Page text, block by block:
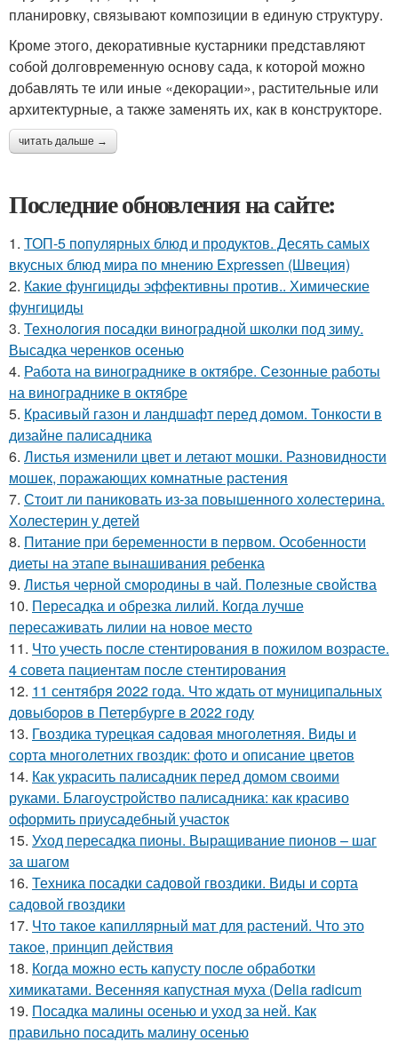
планировку, связывают композиции в единую структуру.
Кроме этого, декоративные кустарники представляют
собой долговременную основу сада, к которой можно
добавлять те или иные «декорации», растительные или
архитектурные, а также заменять их, как в конструкторе.
читать дальше →
Последние обновления на сайте:
1. ТОП-5 популярных блюд и продуктов. Десять самых
вкусных блюд мира по мнению Expressen (Швеция)
2. Какие фунгициды эффективны против.. Химические
фунгициды
3. Технология посадки виноградной школки под зиму.
Высадка черенков осенью
4. Работа на винограднике в октябре. Сезонные работы
на винограднике в октябре
5. Красивый газон и ландшафт перед домом. Тонкости в
дизайне палисадника
6. Листья изменили цвет и летают мошки. Разновидности
мошек, поражающих комнатные растения
7. Стоит ли паниковать из-за повышенного холестерина.
Холестерин у детей
8. Питание при беременности в первом. Особенности
диеты на этапе вынашивания ребенка
9. Листья черной смородины в чай. Полезные свойства
10. Пересадка и обрезка лилий. Когда лучше
пересаживать лилии на новое место
11. Что учесть после стентирования в пожилом возрасте.
4 совета пациентам после стентирования
12. 11 сентября 2022 года. Что ждать от муниципальных
довыборов в Петербурге в 2022 году
13. Гвоздика турецкая садовая многолетняя. Виды и
сорта многолетних гвоздик: фото и описание цветов
14. Как украсить палисадник перед домом своими
руками. Благоустройство палисадника: как красиво
оформить приусадебный участок
15. Уход пересадка пионы. Выращивание пионов – шаг
за шагом
16. Техника посадки садовой гвоздики. Виды и сорта
садовой гвоздики
17. Что такое капиллярный мат для растений. Что это
такое, принцип действия
18. Когда можно есть капусту после обработки
химикатами. Весенняя капустная муха (Delia radicum
19. Посадка малины осенью и уход за ней. Как
правильно посадить малину осенью